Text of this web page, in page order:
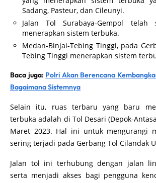
Sadang, Pasteur, dan Cileunyi.
Jalan Tol Surabaya-Gempol telah
menerapkan sistem terbuka.
Medan-Binjai-Tebing Tinggi, pada
Tebing Tinggi menerapkan sistem
Baca juga: Polri Akan Berencana
Bagaimana Sistemnya
Selain itu, ruas terbaru yang baru
terbuka adalah di Tol Desari (Depok-
Maret 2023. Hal ini untuk mengurangi
sering terjadi pada Gerbang Tol Cilandak
Jalan tol ini terhubung dengan jalan
serta menjadi akses bagi pengguna